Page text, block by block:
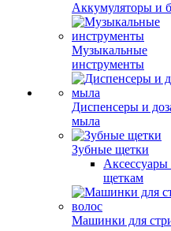
Аккумуляторы и
Музыкальные
инструменты
Диспенсеры и
мыла
Зубные щетки
щеткам
Машинки для